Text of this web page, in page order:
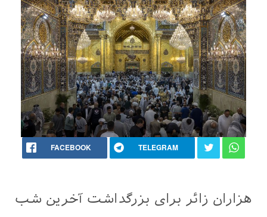
FACEBOOK TELEGRAM
هزاران زائر برای بزرگداشت آخرین شب